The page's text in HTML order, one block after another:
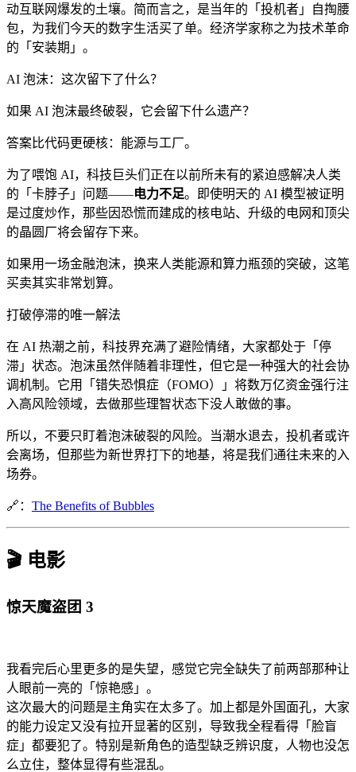
动互联网爆发的土壤。简而言之，是当年的「投机者」自掏腰
包，为我们今天的数字生活买了单。经济学家称之为技术革命
的「安装期」。
AI 泡沫：这次留下了什么？
如果 AI 泡沫最终破裂，它会留下什么遗产？
答案比代码更硬核：能源与工厂。
为了喂饱 AI，科技巨头们正在以前所未有的紧迫感解决人类
的「卡脖子」问题——电力不足。即使明天的 AI 模型被证明
是过度炒作，那些因恐慌而建成的核电站、升级的电网和顶尖
的晶圆厂将会留存下来。
如果用一场金融泡沫，换来人类能源和算力瓶颈的突破，这笔
买卖其实非常划算。
打破停滞的唯一解法
在 AI 热潮之前，科技界充满了避险情绪，大家都处于「停
滞」状态。泡沫虽然伴随着非理性，但它是一种强大的社会协
调机制。它用「错失恐惧症（FOMO）」将数万亿资金强行注
入高风险领域，去做那些理智状态下没人敢做的事。
所以，不要只盯着泡沫破裂的风险。当潮水退去，投机者或许
会离场，但那些为新世界打下的地基，将是我们通往未来的入
场券。
🔗： The Benefits of Bubbles
🎬 电影
惊天魔盗团 3
我看完后心里更多的是失望，感觉它完全缺失了前两部那种让
人眼前一亮的「惊艳感」。
这次最大的问题是主角实在太多了。加上都是外国面孔，大家
的能力设定又没有拉开显著的区别，导致我全程看得「脸盲
症」都要犯了。特别是新角色的造型缺乏辨识度，人物也没怎
么立住，整体显得有些混乱。